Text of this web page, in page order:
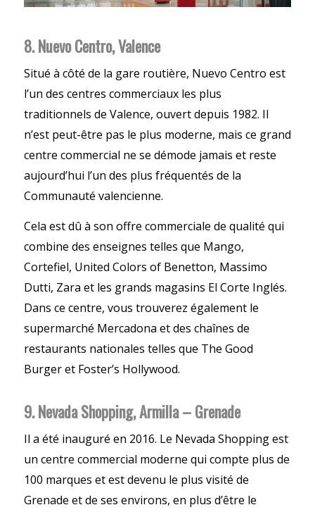
8. Nuevo Centro, Valence
Situé à côté de la gare routière, Nuevo Centro est
l’un des centres commerciaux les plus
traditionnels de Valence, ouvert depuis 1982. Il
n’est peut-être pas le plus moderne, mais ce grand
centre commercial ne se démode jamais et reste
aujourd’hui l’un des plus fréquentés de la
Communauté valencienne.
Cela est dû à son offre commerciale de qualité qui
combine des enseignes telles que Mango,
Cortefiel, United Colors of Benetton, Massimo
Dutti, Zara et les grands magasins El Corte Inglés.
Dans ce centre, vous trouverez également le
supermarché Mercadona et des chaînes de
restaurants nationales telles que The Good
Burger et Foster’s Hollywood.
9. Nevada Shopping, Armilla – Grenade
Il a été inauguré en 2016. Le Nevada Shopping est
un centre commercial moderne qui compte plus de
100 marques et est devenu le plus visité de
Grenade et de ses environs, en plus d’être le